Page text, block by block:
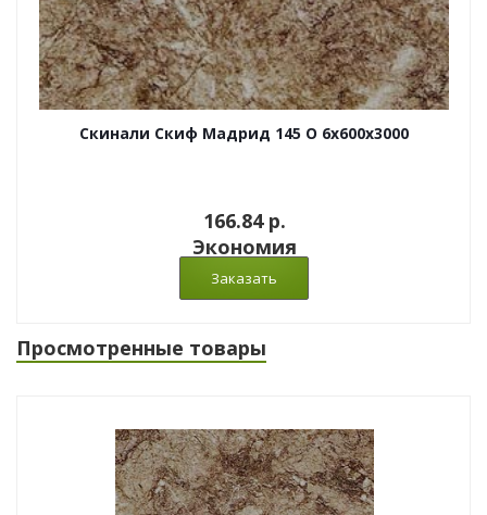
Скинали Скиф Мадрид 145 O 6x600x3000
166.84 p.
Экономия
Просмотренные товары